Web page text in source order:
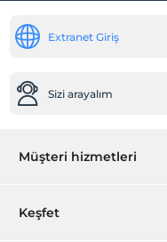
Extranet Giriş
Sizi arayalım
Müşteri hizmetleri
Rezervasyon yönet
Keşfet